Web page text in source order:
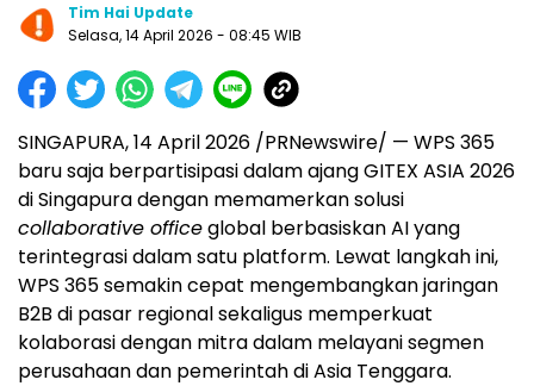
Tim Hai Update
Selasa, 14 April 2026 - 08:45 WIB
SINGAPURA, 14 April 2026 /PRNewswire/ — WPS 365
baru saja berpartisipasi dalam ajang GITEX ASIA 2026
di Singapura dengan memamerkan solusi
collaborative officeglobal berbasiskan AI yang
terintegrasi dalam satu platform. Lewat langkah ini,
WPS 365 semakin cepat mengembangkan jaringan
B2B di pasar regional sekaligus memperkuat
kolaborasi dengan mitra dalam melayani segmen
perusahaan dan pemerintah di Asia Tenggara.